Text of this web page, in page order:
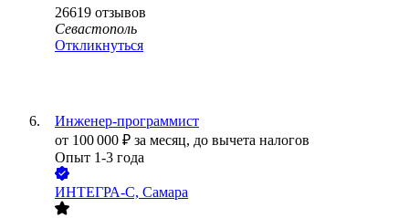
26619 отзывов
Севастополь
Откликнуться
Инженер-программист
от 100 000 ₽ за месяц, до вычета налогов
Опыт 1-3 года
ИНТЕГРА-С, Самара